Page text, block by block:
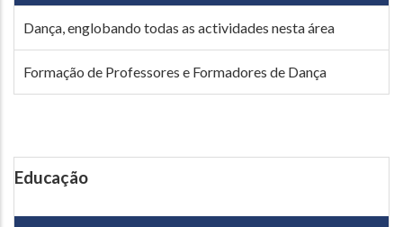
Dança, englobando todas as actividades nesta área
Formação de Professores e Formadores de Dança
Educação